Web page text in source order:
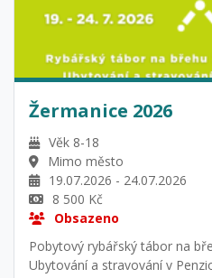
Žermanice 2026
Věk 8-18
Mimo město
19.07.2026 - 24.07.2026
8 500 Kč
Obsazeno
Pobytový rybářský tábor na
Ubytování a stravování v